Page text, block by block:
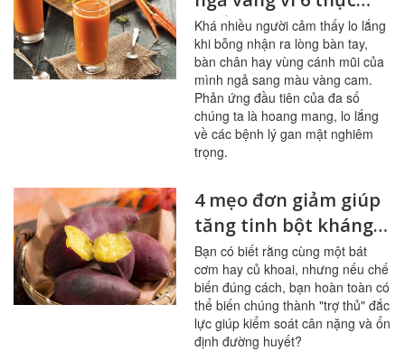
phẩm này
Khá nhiều người cảm thấy lo lắng
khi bỗng nhận ra lòng bàn tay,
bàn chân hay vùng cánh mũi của
mình ngả sang màu vàng cam.
Phản ứng đầu tiên của đa số
chúng ta là hoang mang, lo lắng
về các bệnh lý gan mật nghiêm
trọng.
4 mẹo đơn giảm giúp
tăng tinh bột kháng
trong bữa ăn
Bạn có biết rằng cùng một bát
cơm hay củ khoai, nhưng nếu chế
biến đúng cách, bạn hoàn toàn có
thể biến chúng thành "trợ thủ" đắc
lực giúp kiểm soát cân nặng và ổn
định đường huyết?